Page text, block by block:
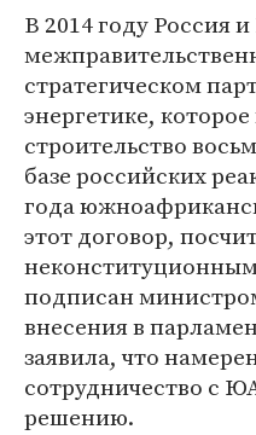
В 2014 году Россия
стратегическом
энергетике,
строительство
базе российских
года
этот договор,
подписан
внесения в
заявила, что
сотрудничество с
решению.